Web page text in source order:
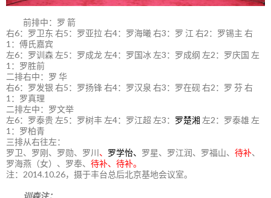
前排中：罗 箭
右6：罗卫东 右5：罗亚拉 右4：罗海曦 右3：罗 江 右2：罗锡主 右
1：傅氏嘉宾
左6：罗训森 左5：罗成龙 左4：罗国冰 左3：罗成纲 左2：罗庆国 左
1：罗胜前
二排右中：罗 华
右6：罗发银 右5：罗扬锋 右4：罗汉泉 右3：罗在砚 右2：罗 芬 右
1：罗真理
二排左中：罗文举
左6：罗泰贵 左5：罗树丰 左4：罗江超 左3： 罗楚湘 左2：罗泰雄 左
1：罗柏青
三排从右往左：
罗卫、罗刚、罗勋、罗川 、 罗学怡、 罗星、罗江润、罗福山、 待补、
罗海燕（女）、罗奉、 待补、待补。
注：2014.10.26，摄于丰台总后北京基地会议室。